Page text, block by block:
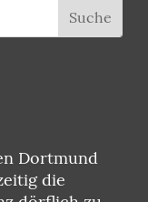
Dortmund
die